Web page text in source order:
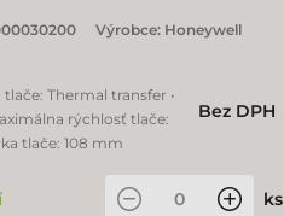
Výrobce: Honeywell
Thermal transfer •
rýchlosť tlače:
tlače: 108 mm
Bez DPH
ks